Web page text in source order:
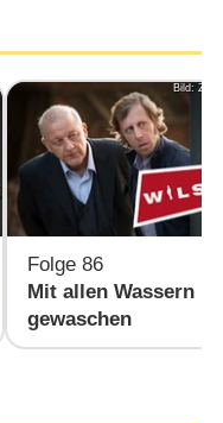
Bild:
Folge 86
Mit allen Wassern
gewaschen